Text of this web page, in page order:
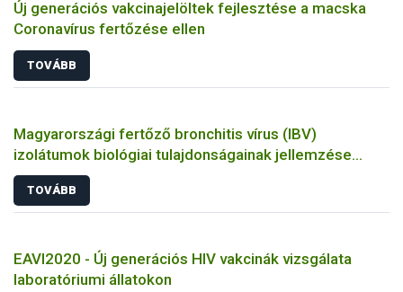
Új generációs vakcinajelöltek fejlesztése a macska
Coronavírus fertőzése ellen
TOVÁBB
Magyarországi fertőző bronchitis vírus (IBV)
izolátumok biológiai tulajdonságainak jellemzése
állatkísérletes és molekuláris biológiai eszközökkel
TOVÁBB
EAVI2020 - Új generációs HIV vakcinák vizsgálata
laboratóriumi állatokon